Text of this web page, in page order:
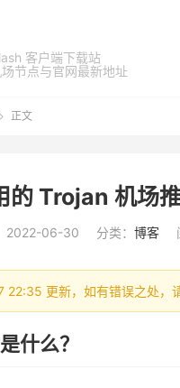
客户端下载站
节点与官网最新地址
正文
Trojan 机场
2022-06-30 分类： 博客
更新，如有错误之处，请
什么？